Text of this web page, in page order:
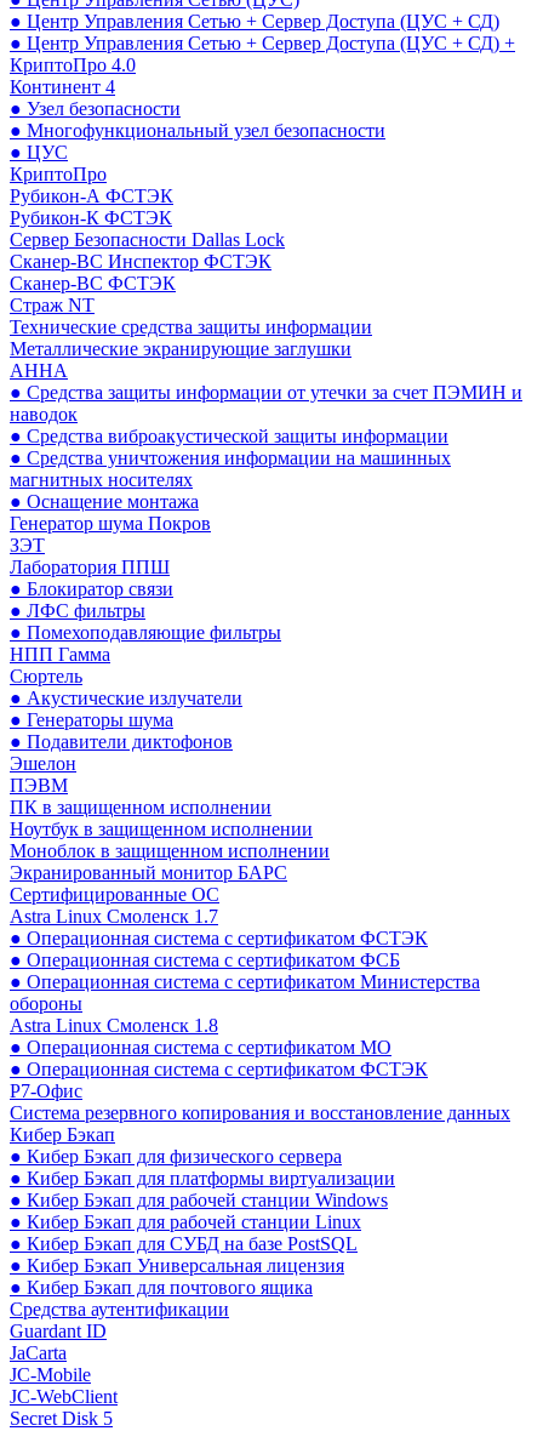
● Центр Управления Сетью + Сервер Доступа (ЦУС + СД)
● Центр Управления Сетью + Сервер Доступа (ЦУС + СД) +
КриптоПро 4.0
Континент 4
● Узел безопасности
● Многофункциональный узел безопасности
● ЦУС
КриптоПро
Рубикон-А ФСТЭК
Рубикон-К ФСТЭК
Сервер Безопасности Dallas Lock
Сканер-ВС Инспектор ФСТЭК
Сканер-ВС ФСТЭК
Страж NT
Технические средства защиты информации
Металлические экранирующие заглушки
АННА
● Средства защиты информации от утечки за счет ПЭМИН и
наводок
● Средства виброакустической защиты информации
● Средства уничтожения информации на машинных
магнитных носителях
● Оснащение монтажа
Генератор шума Покров
ЗЭТ
Лаборатория ППШ
● Блокиратор связи
● ЛФС фильтры
● Помехоподавляющие фильтры
НПП Гамма
Сюртель
● Акустические излучатели
● Генераторы шума
● Подавители диктофонов
Эшелон
ПЭВМ
ПК в защищенном исполнении
Ноутбук в защищенном исполнении
Моноблок в защищенном исполнении
Экранированный монитор БАРС
Сертифицированные ОС
Astra Linux Смоленск 1.7
● Операционная система с сертификатом ФСТЭК
● Операционная система с сертификатом ФСБ
● Операционная система с сертификатом Министерства
обороны
Astra Linux Смоленск 1.8
● Операционная система с сертификатом МО
● Операционная система с сертификатом ФСТЭК
Р7-Офис
Система резервного копирования и восстановление данных
Кибер Бэкап
● Кибер Бэкап для физического сервера
● Кибер Бэкап для платформы виртуализации
● Кибер Бэкап для рабочей станции Windows
● Кибер Бэкап для рабочей станции Linux
● Кибер Бэкап для СУБД на базе PostSQL
● Кибер Бэкап Универсальная лицензия
● Кибер Бэкап для почтового ящика
Средства аутентификации
Guardant ID
JaCarta
JC-Mobile
JC-WebClient
Secret Disk 5